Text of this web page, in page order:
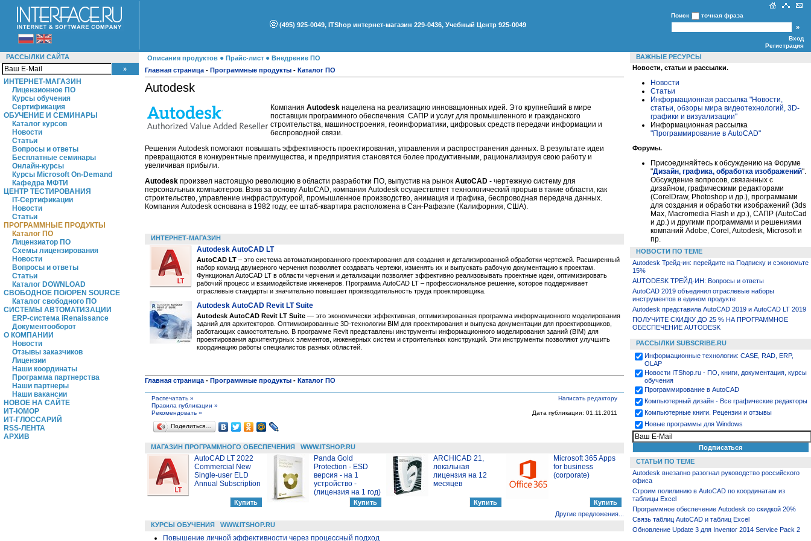
(495) 925-0049, ITShop интернет-магазин 229-0436, Учебный Центр 925-0049
Поиск точная фраза
Вход
Регистрация
РАССЫЛКИ САЙТА
ИНТЕРНЕТ-МАГАЗИН
Лицензионное ПО
Курсы обучения
Сертификация
ОБУЧЕНИЕ И СЕМИНАРЫ
Каталог курсов
Новости
Статьи
Вопросы и ответы
Бесплатные семинары
Онлайн-курсы
Курсы Microsoft On-Demand
Кафедра МФТИ
ЦЕНТР ТЕСТИРОВАНИЯ
IT-Сертификации
Новости
Статьи
ПРОГРАММНЫЕ ПРОДУКТЫ
Каталог ПО
Лицензиатор ПО
Схемы лицензирования
Новости
Вопросы и ответы
Статьи
Каталог DOWNLOAD
СВОБОДНОЕ ПО/OPEN SOURCE
Каталог свободного ПО
СИСТЕМЫ АВТОМАТИЗАЦИИ
ERP-система iRenaissance
Документооборот
О КОМПАНИИ
Новости
Отзывы заказчиков
Лицензии
Наши координаты
Программа партнерства
Наши партнеры
Наши вакансии
НОВОЕ НА САЙТЕ
ИТ-ЮМОР
ИТ-ГЛОССАРИЙ
RSS-ЛЕНТА
АРХИВ
Описания продуктов ● Прайс-лист ● Внедрение ПО
Главная страница - Программные продукты - Каталог ПО
Autodesk
Компания Autodesk нацелена на реализацию инновационных идей. Это крупнейший в мире
поставщик программного обеспечения САПР и услуг для промышленного и гражданского
строительства, машиностроения, геоинформатики, цифровых средств передачи информации и
беспроводной связи.
Решения Autodesk помогают повышать эффективность проектирования, управления и распространения данных. В результате идеи
превращаются в конкурентные преимущества, и предприятия становятся более продуктивными, рационализируя свою работу и
увеличивая прибыли.
Autodesk произвел настоящую революцию в области разработки ПО, выпустив на рынок AutoCAD - чертежную систему для
персональных компьютеров. Взяв за основу AutoCAD, компания Autodesk осуществляет технологический прорыв в такие области, как
строительство, управление инфраструктурой, промышленное производство, анимация и графика, беспроводная передача данных.
Компания Autodesk основана в 1982 году, ее штаб-квартира расположена в Сан-Рафаэле (Калифорния, США).
ИНТЕРНЕТ-МАГАЗИН
Autodesk AutoCAD LT
AutoCAD LT – это система автоматизированного проектирования для создания и детализированной обработки чертежей. Расширенный
набор команд двумерного черчения позволяет создавать чертежи, изменять их и выпускать рабочую документацию к проектам.
Функционал AutoCAD LT в области черчения и детализации позволяет эффективно реализовывать проектные идеи, оптимизировать
рабочий процесс и взаимодействие инженеров. Программа AutoCAD LT – профессиональное решение, которое поддерживает
отраслевые стандарты и значительно повышает производительность труда проектировщика.
Autodesk AutoCAD Revit LT Suite
Autodesk AutoCAD Revit LT Suite — это экономически эффективная, оптимизированная программа информационного моделирования
зданий для архитекторов. Оптимизированные 3D-технологии BIM для проектирования и выпуска документации для проектировщиков,
работающих самостоятельно. В программе Revit представлены инструменты информационного моделирования зданий (BIM) для
проектирования архитектурных элементов, инженерных систем и строительных конструкций. Эти инструменты позволяют улучшить
координацию работы специалистов разных областей.
Главная страница - Программные продукты - Каталог ПО
Распечатать »
Правила публикации »
Написать редактору
Рекомендовать »
Дата публикации: 01.11.2011
Поделиться…
МАГАЗИН ПРОГРАММНОГО ОБЕСПЕЧЕНИЯ WWW.ITSHOP.RU
AutoCAD LT 2022
Commercial New
Single-user ELD
Annual Subscription
Panda Gold
Protection - ESD
версия - на 1
устройство -
(лицензия на 1 год)
ARCHICAD 21,
локальная
лицензия на 12
месяцев
Microsoft 365 Apps
for business
(corporate)
Другие предложения...
КУРСЫ ОБУЧЕНИЯ
WWW.ITSHOP.RU
Повышение личной эффективности через процессный подход
ВАЖНЫЕ РЕСУРСЫ
Новости, статьи и рассылки.
Новости
Статьи
Информационная рассылка "Новости,
статьи, обзоры мира видеотехнологий, 3D-
графики и визуализации"
Информационная рассылка
"Программирование в AutoCAD"
Форумы.
Присоединяйтесь к обсуждению на Форуме
"Дизайн, графика, обработка изображений".
Обсуждение вопросов, связанных с
дизайном, графическими редакторами
(CorelDraw, Photoshop и др.), программами
для создания и обработки изображений (3ds
Max, Macromedia Flash и др.), САПР (AutoCad
и др.) и другими программами и решениями
компаний Adobe, Corel, Autodesk, Microsoft и
пр.
НОВОСТИ ПО ТЕМЕ
Autodesk Трейд-ин: перейдите на Подписку и сэкономьте
15%
AUTODESK ТРЕЙД-ИН: Вопросы и ответы
AutoCAD 2019 объединил отраслевые наборы
инструментов в едином продукте
Autodesk представила AutoCAD 2019 и AutoCAD LT 2019
ПОЛУЧИТЕ СКИДКУ ДО 25 % НА ПРОГРАММНОЕ
ОБЕСПЕЧЕНИЕ AUTODESK
РАССЫЛКИ SUBSCRIBE.RU
Информационные технологии: CASE, RAD, ERP,
OLAP
Новости ITShop.ru - ПО, книги, документация, курсы
обучения
Программирование в AutoCAD
Компьютерный дизайн - Все графические редакторы
Компьютерные книги. Рецензии и отзывы
Новые программы для Windows
СТАТЬИ ПО ТЕМЕ
Autodesk внезапно разогнал руководство российского
офиса
Строим полилинию в AutoCAD по координатам из
таблицы Excel
Программное обеспечение Autodesk со скидкой 20%
Связь таблиц AutoCAD и таблиц Excel
Обновление Update 3 для Inventor 2014 Service Pack 2